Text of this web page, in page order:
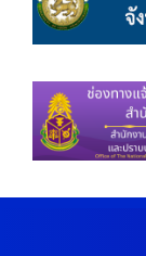
รายงานเ
ศูนย์อำน
งานแผน